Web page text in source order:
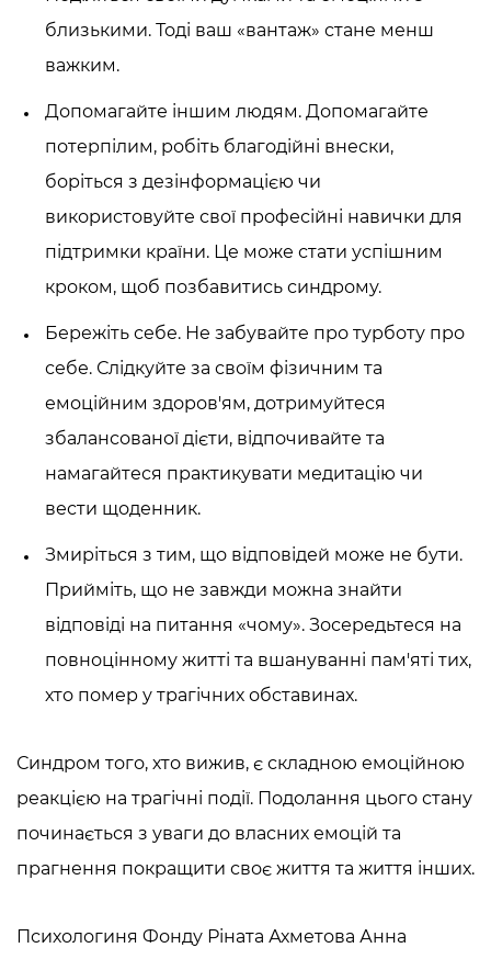
близькими. Тоді ваш «вантаж» стане менш
важким.
Допомагайте іншим людям. Допомагайте
потерпілим, робіть благодійні внески,
боріться з дезінформацією чи
використовуйте свої професійні навички для
підтримки країни. Це може стати успішним
кроком, щоб позбавитись синдрому.
Бережіть себе. Не забувайте про турботу про
себе. Слідкуйте за своїм фізичним та
емоційним здоров'ям, дотримуйтеся
збалансованої дієти, відпочивайте та
намагайтеся практикувати медитацію чи
вести щоденник.
Змиріться з тим, що відповідей може не бути.
Прийміть, що не завжди можна знайти
відповіді на питання «чому». Зосередьтеся на
повноцінному житті та вшануванні пам'яті тих,
хто помер у трагічних обставинах.
Синдром того, хто вижив, є складною емоційною
реакцією на трагічні події. Подолання цього стану
починається з уваги до власних емоцій та
прагнення покращити своє життя та життя інших.
Психологиня Фонду Ріната Ахметова Анна